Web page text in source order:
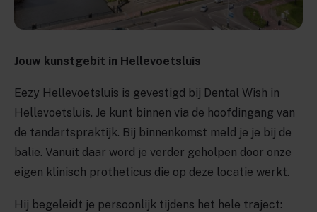
Jouw kunstgebit in Hellevoetsluis
Eezy Hellevoetsluis is gevestigd bij Dental Wish in
Hellevoetsluis. Je kunt binnen via de hoofdingang van
de tandartspraktijk. Bij binnenkomst meld je je bij de
balie. Vanuit daar word je verder geholpen door onze
eigen klinisch protheticus die op deze locatie werkt.
Hij begeleidt je persoonlijk tijdens het hele traject: